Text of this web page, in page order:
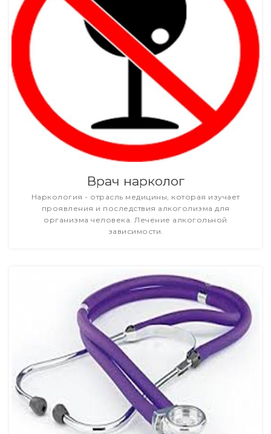
Врач нарколог
Наркология - отрасль медицины, которая изучает
проявления и последствия алкоголизма для
организма человека. Лечение алкогольной
зависимости.